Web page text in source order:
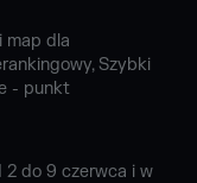
map dla
Szybki
- punkt
2 do 9 czerwca i w